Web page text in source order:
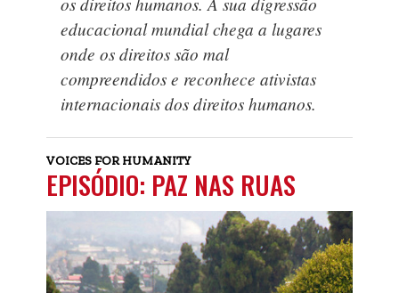
educacional mundial chega a lugares
onde os direitos são mal
compreendidos e reconhece ativistas
internacionais dos direitos humanos.
VOICES FOR HUMANITY
EPISÓDIO: PAZ NAS RUAS